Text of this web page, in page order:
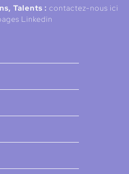
Talents : contactez-nous ici
Linkedin